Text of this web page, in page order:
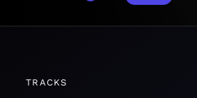
TRACKS